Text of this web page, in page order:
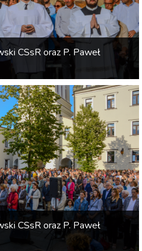
CSsR oraz P. Paweł
CSsR oraz P. Paweł